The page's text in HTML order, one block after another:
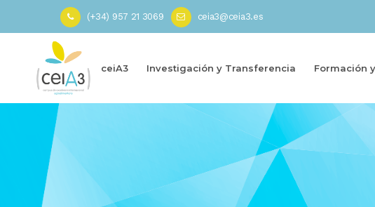
(+34) 957 21 3069 ceia3@ceia3.es
ceiA3 Investigación y Transferencia Formación